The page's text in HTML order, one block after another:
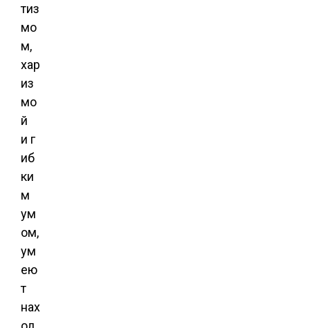
тиз
мо
м,
хар
из
мо
й
и г
иб
ки
м
ум
ом,
ум
ею
т
нах